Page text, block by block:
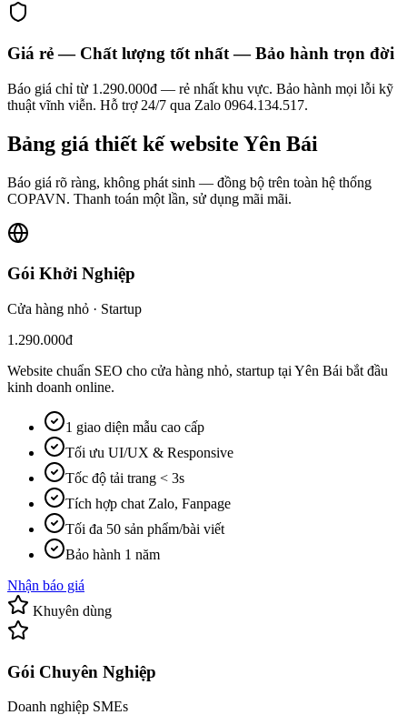
Giá rẻ — Chất lượng tốt nhất — Bảo hành trọn đời
Báo giá chỉ từ 1.290.000đ — rẻ nhất khu vực. Bảo hành mọi lỗi kỹ
thuật vĩnh viễn. Hỗ trợ 24/7 qua Zalo 0964.134.517.
Bảng giá thiết kế website Yên Bái
Báo giá rõ ràng, không phát sinh — đồng bộ trên toàn hệ thống
COPAVN. Thanh toán một lần, sử dụng mãi mãi.
Gói Khởi Nghiệp
Cửa hàng nhỏ · Startup
1.290.000đ
Website chuẩn SEO cho cửa hàng nhỏ, startup tại Yên Bái bắt đầu
kinh doanh online.
1 giao diện mẫu cao cấp
Tối ưu UI/UX & Responsive
Tốc độ tải trang < 3s
Tích hợp chat Zalo, Fanpage
Tối đa 50 sản phẩm/bài viết
Bảo hành 1 năm
Nhận báo giá
Khuyên dùng
Gói Chuyên Nghiệp
Doanh nghiệp SMEs